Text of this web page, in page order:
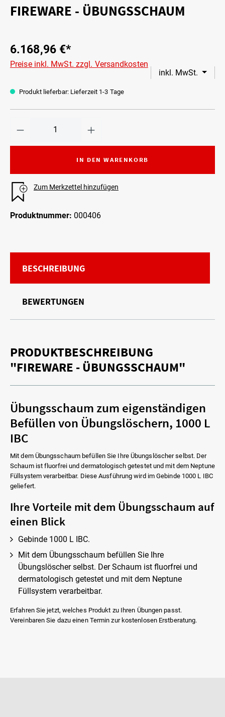
FIREWARE - ÜBUNGSSCHAUM
6.168,96 €*
inkl. MwSt.
Preise inkl. MwSt. zzgl. Versandkosten
Produkt lieferbar: Lieferzeit 1-3 Tage
IN DEN WARENKORB
Zum Merkzettel hinzufügen
Produktnummer: 000406
BESCHREIBUNG
BEWERTUNGEN
PRODUKTBESCHREIBUNG
"FIREWARE - ÜBUNGSSCHAUM"
Übungsschaum zum eigenständigen
Befüllen von Übungslöschern, 1000 L
IBC
Mit dem Übungsschaum befüllen Sie Ihre Übungslöscher selbst. Der
Schaum ist fluorfrei und dermatologisch getestet und mit dem Neptune
Füllsystem verarbeitbar. Diese Ausführung wird im Gebinde 1000 L IBC
geliefert.
Ihre Vorteile mit dem Übungsschaum auf
einen Blick
Gebinde 1000 L IBC.
Mit dem Übungsschaum befüllen Sie Ihre
Übungslöscher selbst. Der Schaum ist fluorfrei und
dermatologisch getestet und mit dem Neptune
Füllsystem verarbeitbar.
Erfahren Sie jetzt, welches Produkt zu Ihren Übungen passt.
Vereinbaren Sie dazu einen Termin zur kostenlosen Erstberatung.